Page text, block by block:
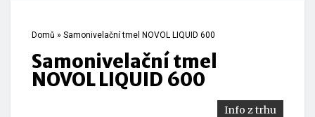
Domů » Samonivelační tmel NOVOL LIQUID 600
Samonivelační tmel
NOVOL LIQUID 600
Info z trhu